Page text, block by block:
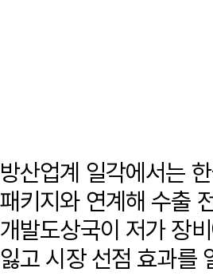
방산업계 일각에서는
패키지와 연계해 수출
개발도상국이 저가 장
잃고 시장 선점 효과를